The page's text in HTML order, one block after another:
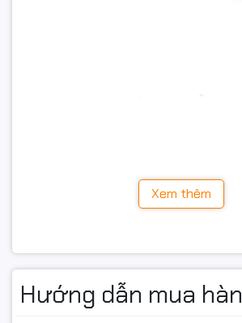
Chất lượng cao cấp với hỗ trợin tốc
Ít mực thải, độ phủ mực cao, giúp tiết
Thiết kế hộp mực dễ dàng đổ mực với
Xem thêm
Hướng dẫn mua